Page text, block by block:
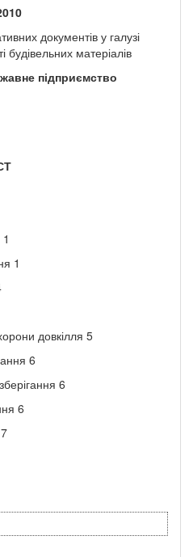
документів у галузі
будівельних матеріалів
підприємство
1
довкілля 5
6
6
6